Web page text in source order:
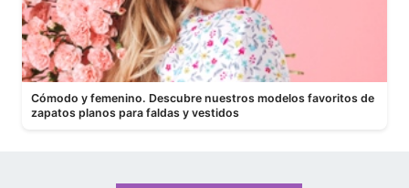
Cómodo y femenino. Descubre nuestros modelos favoritos de
zapatos planos para faldas y vestidos